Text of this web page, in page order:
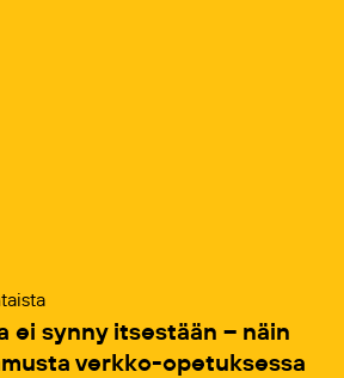
ei synny itsestään – näin
verkko-opetuksessa